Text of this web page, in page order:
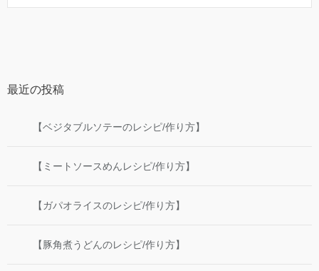
最近の投稿
【ベジタブルソテーのレシピ/作り方】
【ミートソースめんレシピ/作り方】
【ガパオライスのレシピ/作り方】
【豚角煮うどんのレシピ/作り方】